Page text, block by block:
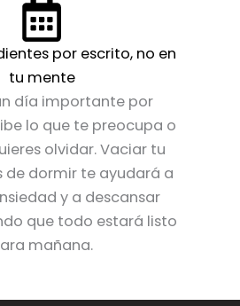
por escrito, no en
tu mente
día importante por
lo que te preocupa o
olvidar. Vaciar tu
de dormir te ayudará a
y a descansar
que todo estará listo
mañana.